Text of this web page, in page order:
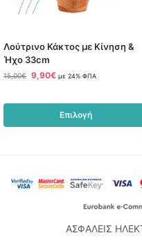
Λούτρινο Κάκτος με Κίνηση &
Ήχο 33cm
15,00€ 9,90€ με 24% ΦΠΑ
Επιλογή
ΑΣΦΑΛΕΙΣ